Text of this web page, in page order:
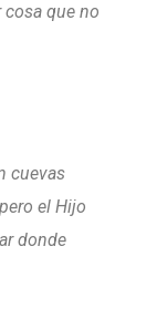
cosa que no
cuevas
el Hijo
donde